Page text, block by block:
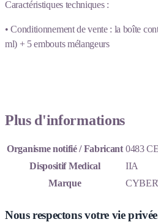
Caractéristiques techniques :
• Conditionnement de vente : la boîte
ml) + 5 embouts mélangeurs
Plus d'informations
Organisme notifié / Fabricant 0483
Dispositif Medical
IIA
Marque
Nous respectons votre vie